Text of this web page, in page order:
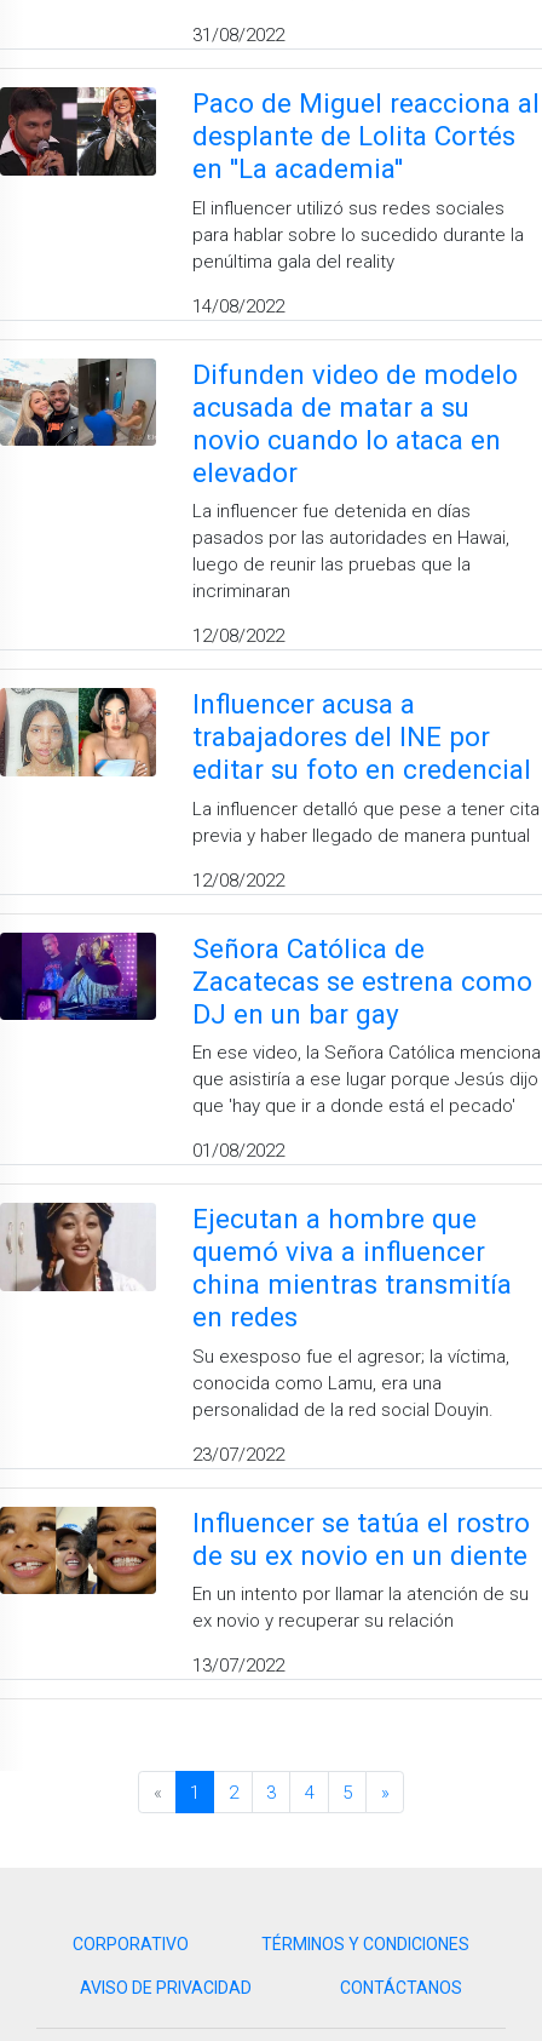
31/08/2022
Paco de Miguel reacciona al
desplante de Lolita Cortés
en ''La academia''
El influencer utilizó sus redes sociales
para hablar sobre lo sucedido durante la
penúltima gala del reality
14/08/2022
Difunden video de modelo
acusada de matar a su
novio cuando lo ataca en
elevador
La influencer fue detenida en días
pasados por las autoridades en Hawai,
luego de reunir las pruebas que la
incriminaran
12/08/2022
Influencer acusa a
trabajadores del INE por
editar su foto en credencial
La influencer detalló que pese a tener cita
previa y haber llegado de manera puntual
12/08/2022
Señora Católica de
Zacatecas se estrena como
DJ en un bar gay
En ese video, la Señora Católica menciona
que asistiría a ese lugar porque Jesús dijo
que 'hay que ir a donde está el pecado'
01/08/2022
Ejecutan a hombre que
quemó viva a influencer
china mientras transmitía
en redes
Su exesposo fue el agresor; la víctima,
conocida como Lamu, era una
personalidad de la red social Douyin.
23/07/2022
Influencer se tatúa el rostro
de su ex novio en un diente
En un intento por llamar la atención de su
ex novio y recuperar su relación
13/07/2022
« 1 2 3 4 5 »
CORPORATIVO TÉRMINOS Y CONDICIONES
AVISO DE PRIVACIDAD CONTÁCTANOS